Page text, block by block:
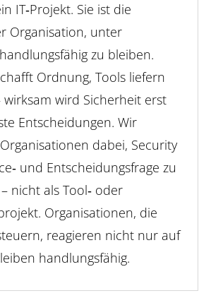
IT‑Projekt. Sie ist die
Organisation, unter
zu bleiben.
Ordnung, Tools liefern
wirksam wird Sicherheit erst
Entscheidungen. Wir
dabei, Security
und Entscheidungsfrage zu
nicht als Tool‑ oder
Organisationen, die
reagieren nicht nur auf
handlungsfähig.